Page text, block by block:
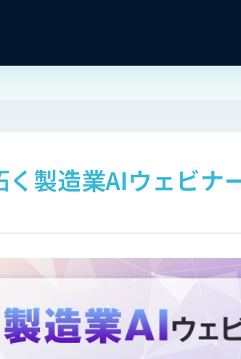
く製造業AIウェビナ